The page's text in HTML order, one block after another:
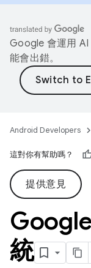
Google 會運用 AI
能會出錯。
Android Developers
這對你有幫助嗎？
提供意見
統